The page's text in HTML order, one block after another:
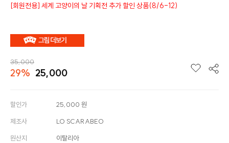
[회원전용] 세계 고양이의 날 기획전 추가 할인 상품(8/6-12)
35,000
29% 25,000
할인가 25,000 원
제조사 LO SCARABEO
원산지 이탈리아